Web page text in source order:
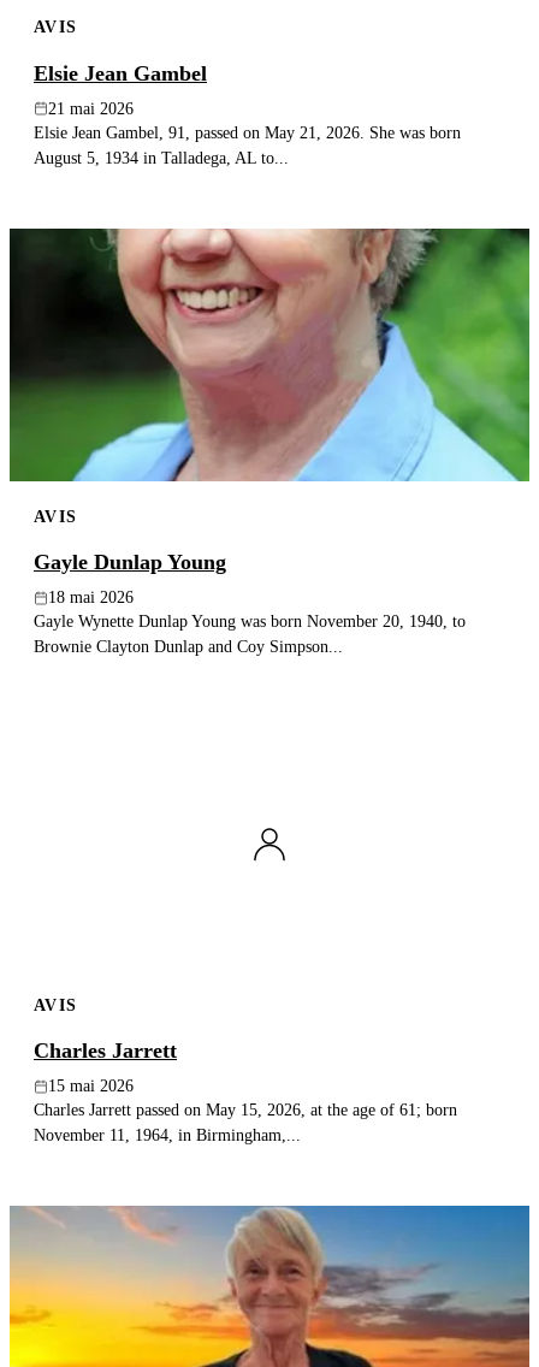
AVIS
Elsie Jean Gambel
21 mai 2026
Elsie Jean Gambel, 91, passed on May 21, 2026. She was born
August 5, 1934 in Talladega, AL to...
AVIS
Gayle Dunlap Young
18 mai 2026
Gayle Wynette Dunlap Young was born November 20, 1940, to
Brownie Clayton Dunlap and Coy Simpson...
AVIS
Charles Jarrett
15 mai 2026
Charles Jarrett passed on May 15, 2026, at the age of 61; born
November 11, 1964, in Birmingham,...